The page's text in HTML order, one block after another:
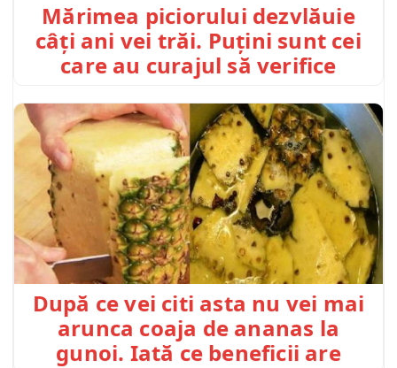
Mărimea piciorului dezvlăuie
câți ani vei trăi. Puțini sunt cei
care au curajul să verifice
După ce vei citi asta nu vei mai
arunca coaja de ananas la
gunoi. Iată ce beneficii are